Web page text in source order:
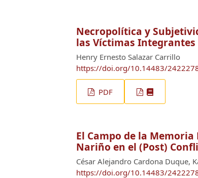
Necropolítica y
las Víctimas Integrantes
Henry Ernesto Salazar Carrillo
https://doi.org/10.14483/
PDF
El Campo de la
Nariño en el (Post)
César Alejandro Cardona Duque,
https://doi.org/10.14483/